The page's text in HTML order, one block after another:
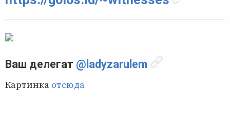
Ваш делегат @ladyzarulem
Картинка отсюда